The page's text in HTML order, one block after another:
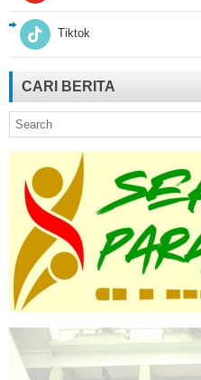
Tiktok
CARI BERITA